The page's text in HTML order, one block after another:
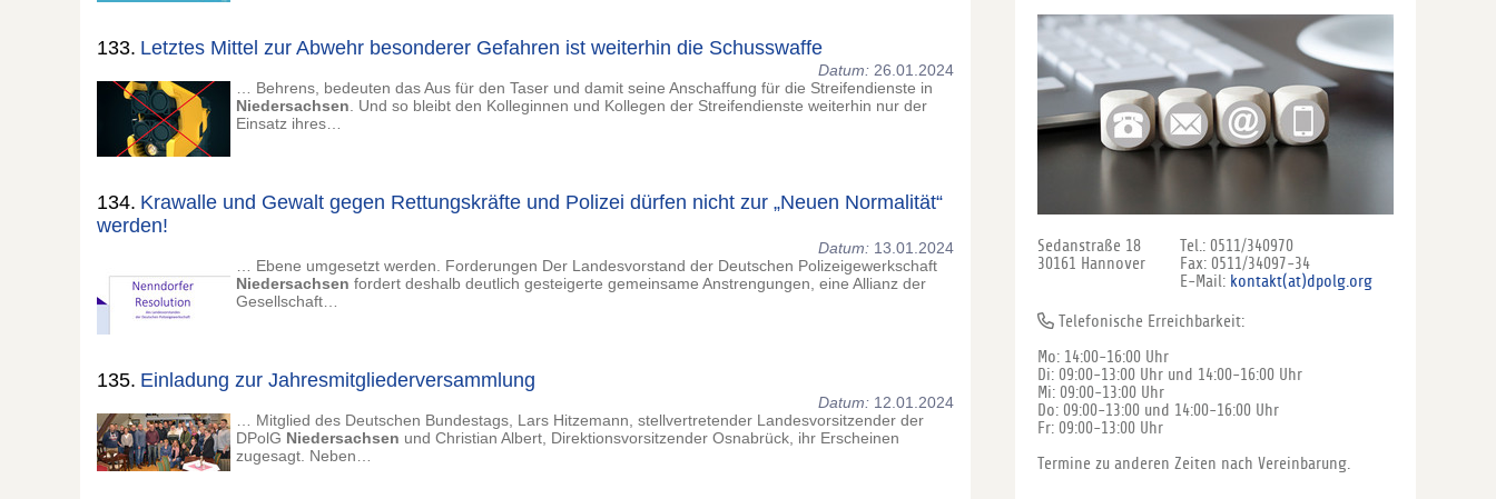
133. Letztes Mittel zur Abwehr besonderer Gefahren ist weiterhin die Schusswaffe
Datum: 26.01.2024
… Behrens, bedeuten das Aus für den Taser und damit seine Anschaffung für die Streifendienste in
Niedersachsen . Und so bleibt den Kolleginnen und Kollegen der Streifendienste weiterhin nur der
Einsatz ihres…
134. Krawalle und Gewalt gegen Rettungskräfte und Polizei dürfen nicht zur „Neuen Normalität“
werden!
Datum: 13.01.2024
… Ebene umgesetzt werden. Forderungen Der Landesvorstand der Deutschen Polizeigewerkschaft
Niedersachsen fordert deshalb deutlich gesteigerte gemeinsame Anstrengungen, eine Allianz der
Gesellschaft…
135. Einladung zur Jahresmitgliederversammlung
Datum: 12.01.2024
… Mitglied des Deutschen Bundestags, Lars Hitzemann, stellvertretender Landesvorsitzender der
DPolG Niedersachsen und Christian Albert, Direktionsvorsitzender Osnabrück, ihr Erscheinen
zugesagt. Neben…
Sedanstraße 18
30161 Hannover
Tel.: 0511/340970
Fax: 0511/34097-34
E-Mail: kontakt(at)dpolg.org
Telefonische Erreichbarkeit:
Mo: 14:00-16:00 Uhr
Di: 09:00-13:00 Uhr und 14:00-16:00 Uhr
Mi: 09:00-13:00 Uhr
Do: 09:00-13:00 und 14:00-16:00 Uhr
Fr: 09:00-13:00 Uhr
Termine zu anderen Zeiten nach Vereinbarung.